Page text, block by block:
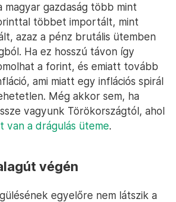
magyar gazdaság több mint
többet importált, mint
azaz a pénz brutális ütemben
Ha ez hosszú távon így
a forint, és emiatt tovább
ami miatt egy inflációs spirál
Még akkor sem, ha
vagyunk Törökországtól, ahol
van a drágulás üteme.
végén
egyelőre nem látszik a